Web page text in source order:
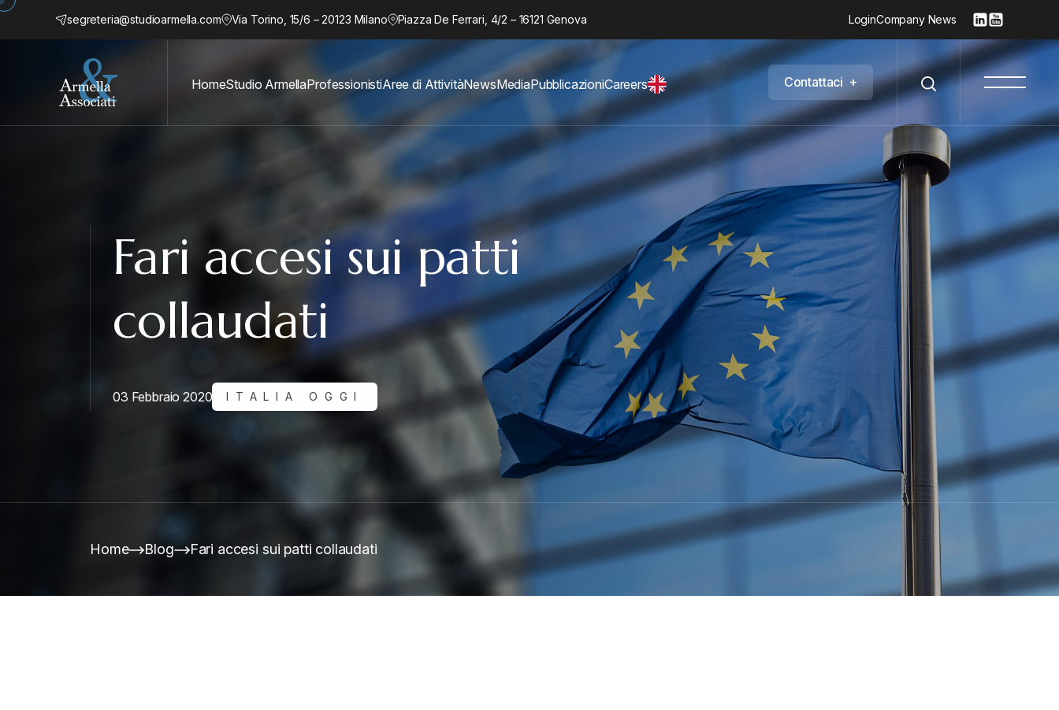
segreteria@studioarmella.com Via Torino, 15/6 – 20123 Milano Piazza De Ferrari, 4/2 – 16121 Genova LoginCompany News
HomeStudio ArmellaProfessionistiAree di AttivitàNewsMediaPubblicazioniCareers Contattaci +
Fari accesi sui patti
collaudati
03 Febbraio 2020 ITALIA OGGI
Home Blog Fari accesi sui patti collaudati